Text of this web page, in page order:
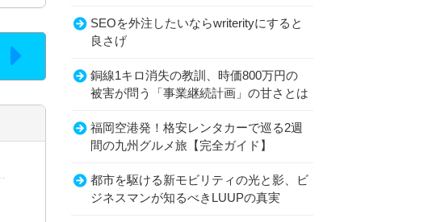
SEOを外注したいならwriterityにすると
良さげ
銅線1キロ消失の教訓、時価800万円の
被害が問う「事業継続計画」の甘さとは
福岡空港発！格安レンタカーで巡る2週
間の九州グルメ旅【完全ガイド】
都市を駆ける新モビリティの光と影、ビ
ジネスマンが知るべきLUUPの真実